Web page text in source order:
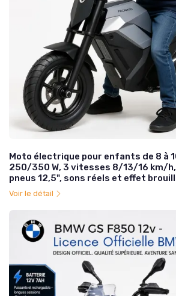
Moto électrique pour enfants de 8 à
250/350 W, 3 vitesses 8/13/16 km/h,
pneus 12,5", sons réels et effet
Voir le détail